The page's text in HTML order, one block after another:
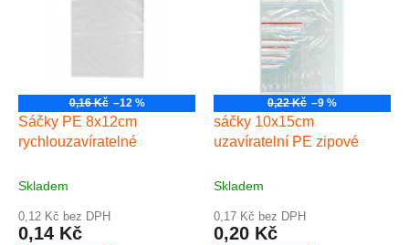
0,16 Kč –12 %
Sáčky PE 8x12cm
rychlouzavíratelné
Skladem
0,12 Kč bez DPH
0,14 Kč
0,22 Kč –9 %
sáčky 10x15cm
uzavíratelní PE zipové
Skladem
0,17 Kč bez DPH
0,20 Kč